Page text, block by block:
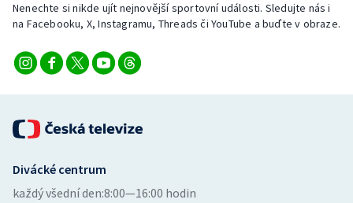
Nenechte si nikde ujít nejnovější sportovní události. Sledujte nás i
na Facebooku, X, Instagramu, Threads či YouTube a buďte v obraze.
Divácké centrum
každý všední den:8:00—16:00 hodin